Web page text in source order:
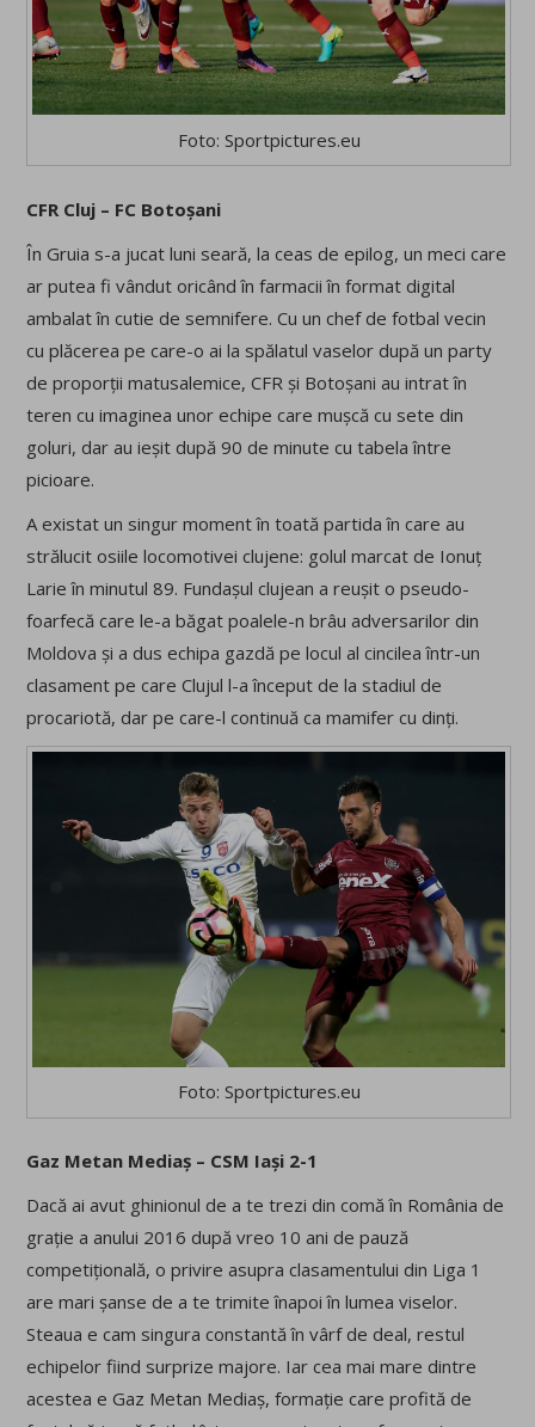
Foto: Sportpictures.eu
CFR Cluj – FC Botoșani
În Gruia s-a jucat luni seară, la ceas de epilog, un meci care
ar putea fi vândut oricând în farmacii în format digital
ambalat în cutie de semnifere. Cu un chef de fotbal vecin
cu plăcerea pe care-o ai la spălatul vaselor după un party
de proporții matusalemice, CFR și Botoșani au intrat în
teren cu imaginea unor echipe care mușcă cu sete din
goluri, dar au ieșit după 90 de minute cu tabela între
picioare.
A existat un singur moment în toată partida în care au
strălucit osiile locomotivei clujene: golul marcat de Ionuț
Larie în minutul 89. Fundașul clujean a reușit o pseudo-
foarfecă care le-a băgat poalele-n brâu adversarilor din
Moldova și a dus echipa gazdă pe locul al cincilea într-un
clasament pe care Clujul l-a început de la stadiul de
procariotă, dar pe care-l continuă ca mamifer cu dinți.
Foto: Sportpictures.eu
Gaz Metan Mediaș – CSM Iași 2-1
Dacă ai avut ghinionul de a te trezi din comă în România de
grație a anului 2016 după vreo 10 ani de pauză
competițională, o privire asupra clasamentului din Liga 1
are mari șanse de a te trimite înapoi în lumea viselor.
Steaua e cam singura constantă în vârf de deal, restul
echipelor fiind surprize majore. Iar cea mai mare dintre
acestea e Gaz Metan Mediaș, formație care profită de